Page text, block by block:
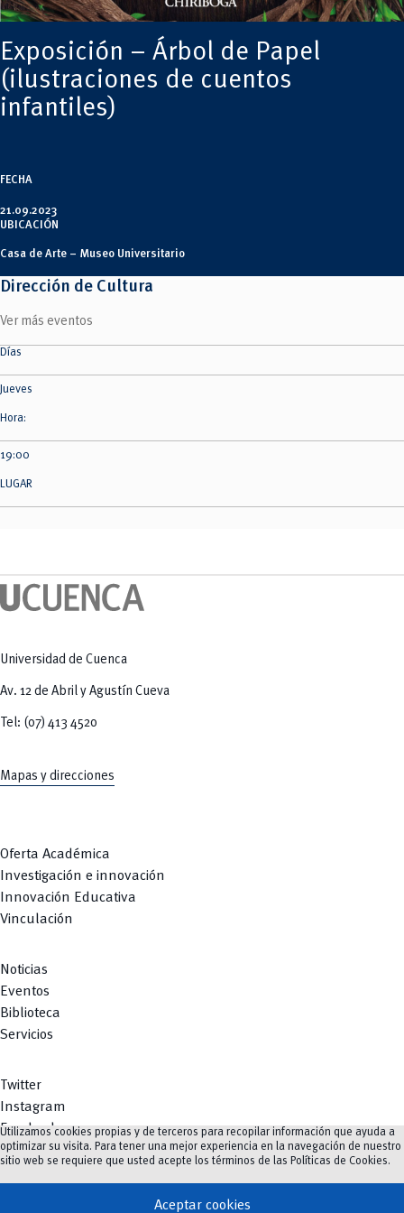
y Agropecuarias
MOVERU
Radio Universitaria
Salud
Vinculación
Exposición – Árbol de Papel
(ilustraciones de cuentos
infantiles)
FECHA
21.09.2023
UBICACIÓN
Casa de Arte – Museo Universitario
Dirección de Cultura
Ver más eventos
Días
Jueves
Hora:
19:00
LUGAR
Universidad de Cuenca
Av. 12 de Abril y Agustín Cueva
Tel: (07) 413 4520
Mapas y direcciones
Oferta Académica
Investigación e innovación
Innovación Educativa
Vinculación
Noticias
Eventos
Biblioteca
Servicios
Twitter
Instagram
Facebook
Youtube
Utilizamos cookies propias y de terceros para recopilar información que ayuda a
optimizar su visita. Para tener una mejor experiencia en la navegación de nuestro
sitio web se requiere que usted acepte los términos de las Políticas de Cookies.
Aceptar cookies